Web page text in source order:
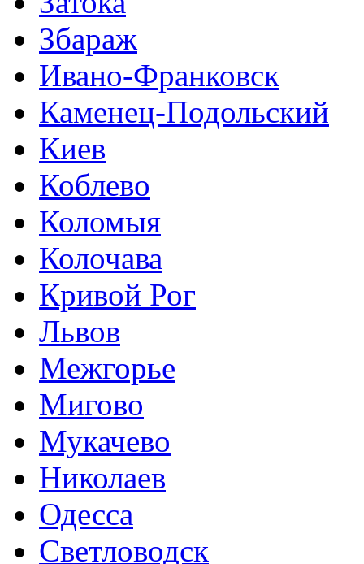
Збараж
Ивано-Франковск
Каменец-Подольский
Киев
Коблево
Коломыя
Колочава
Кривой Рог
Львов
Межгорье
Мигово
Мукачево
Николаев
Одесса
Светловодск